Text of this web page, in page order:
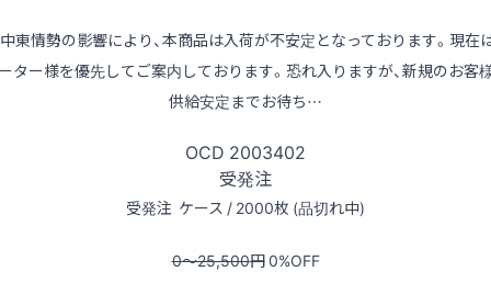
東情勢の影響により、本商品は入荷が不安定となっております。現在
ター様を優先してご案内しております。恐れ入りますが、新規のお客
供給安定までお待ち…
OCD 2003402
受発注
受発注 ケース / 2000枚 (品切れ中)
0〜25,500円0%OFF